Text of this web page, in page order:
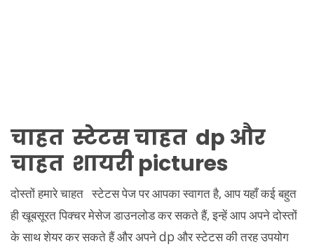
चाहत स्टेटस चाहत dp और
चाहत शायरी pictures
दोस्तों हमारे चाहत स्टेटस पेज पर आपका स्वागत है, आप यहाँ कई बहुत
ही खूबसूरत पिक्चर मेसेज डाउनलोड कर सकते हैं, इन्हें आप अपने दोस्तों
के साथ शेयर कर सकते हैं और अपने dp और स्टेटस की तरह उपयोग